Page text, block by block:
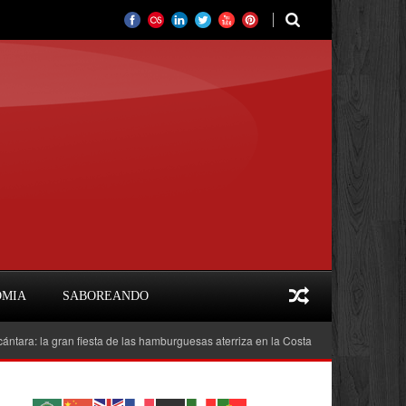
SABOREANDO
gran fiesta de las hamburguesas aterriza en la Costa del Sol